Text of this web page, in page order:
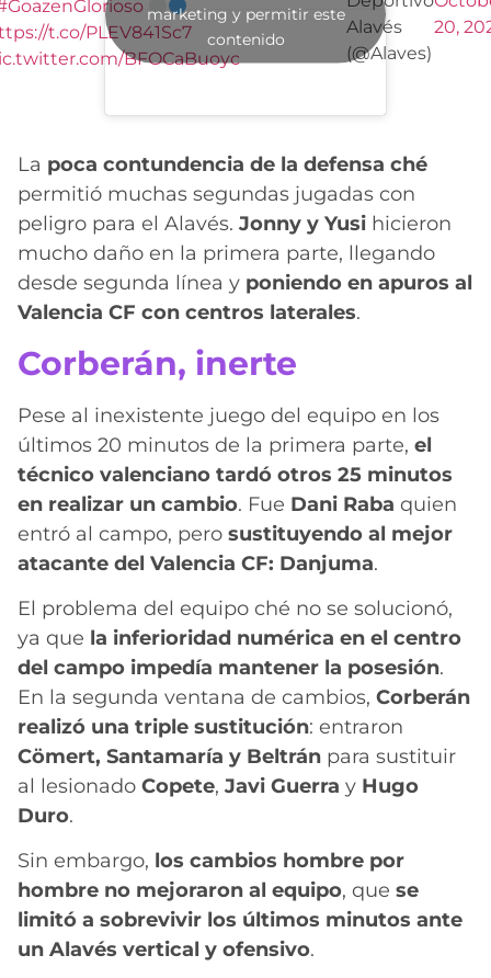
t.co/PLEV841Sc7
BFOCaBuoyc
Alavés
(@Alaves)
20,
marketing y permitir este
contenido
La poca contundencia de la defensa ché
permitió muchas segundas jugadas con
peligro para el Alavés. Jonny y Yusi hicieron
mucho daño en la primera parte, llegando
desde segunda línea y poniendo en apuros al
Valencia CF con centros laterales.
Corberán, inerte
Pese al inexistente juego del equipo en los
últimos 20 minutos de la primera parte, el
técnico valenciano tardó otros 25 minutos
en realizar un cambio. Fue Dani Raba quien
entró al campo, pero sustituyendo al mejor
atacante del Valencia CF: Danjuma.
El problema del equipo ché no se solucionó,
ya que la inferioridad numérica en el centro
del campo impedía mantener la posesión.
En la segunda ventana de cambios, Corberán
realizó una triple sustitución: entraron
Cömert, Santamaría y Beltrán para sustituir
al lesionado Copete, Javi Guerra y Hugo
Duro.
Sin embargo, los cambios hombre por
hombre no mejoraron al equipo, que se
limitó a sobrevivir los últimos minutos ante
un Alavés vertical y ofensivo.